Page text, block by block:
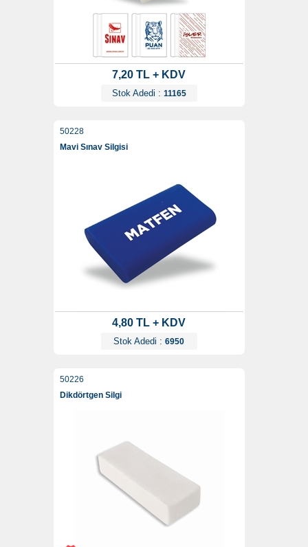
7,20 TL + KDV
Stok Adedi : 11165
50228
Mavi Sınav Silgisi
4,80 TL + KDV
Stok Adedi : 6950
50226
Dikdörtgen Silgi